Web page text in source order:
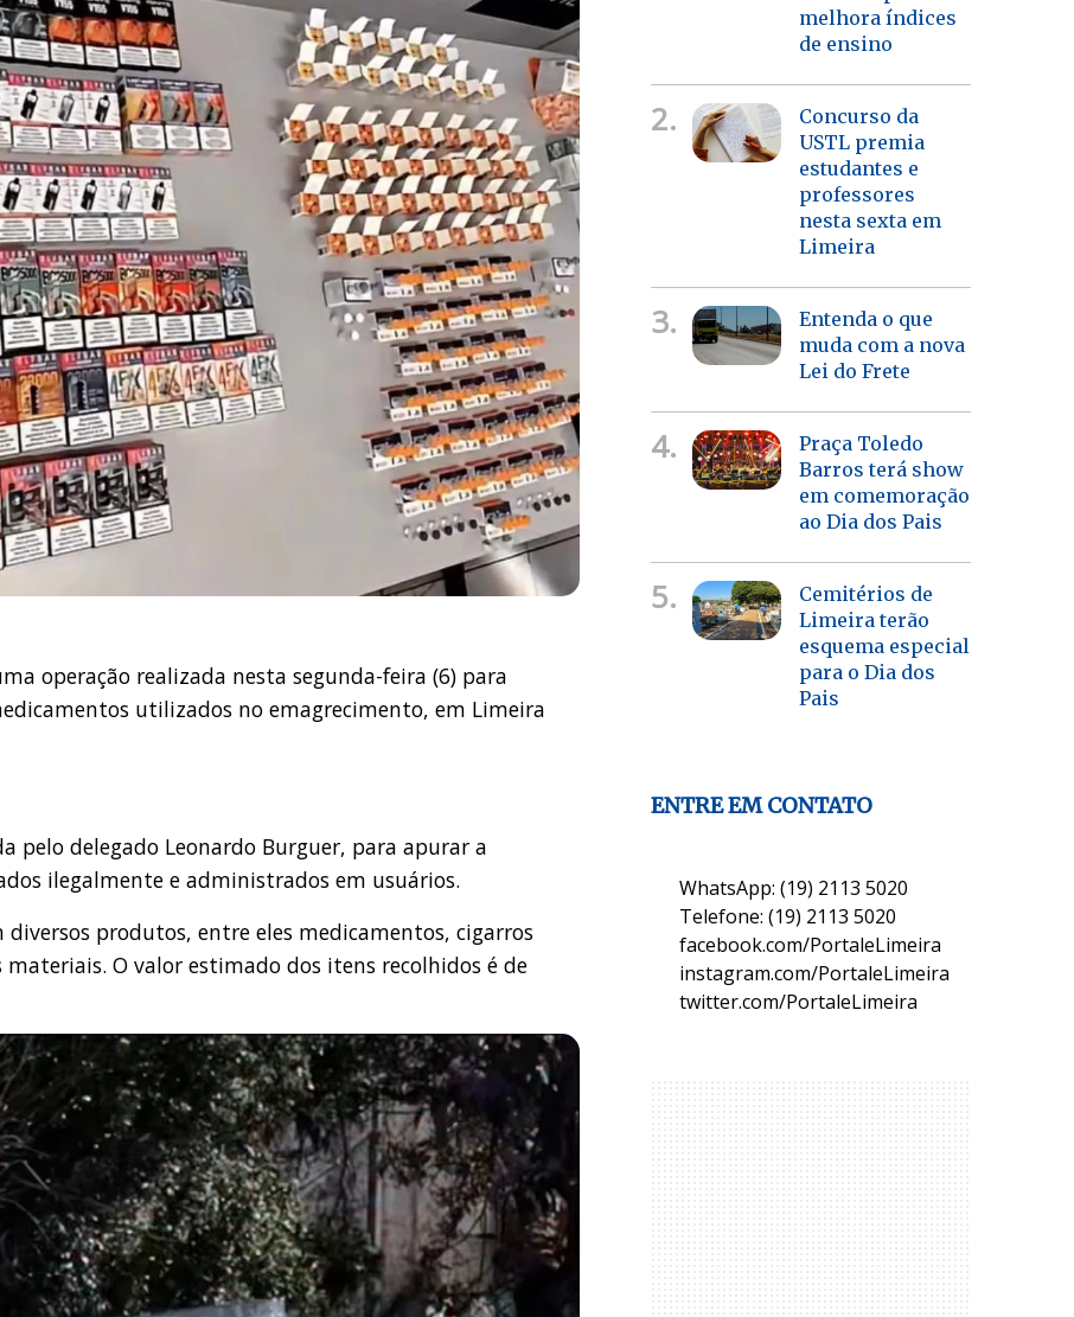
operação realizada nesta segunda-feira (6) para
utilizados no emagrecimento, em Limeira
pelo delegado Leonardo Burguer, para apurar a
ilegalmente e administrados em usuários.
produtos, entre eles medicamentos, cigarros
O valor estimado dos itens recolhidos é de
melhora índices
de ensino
2.
Concurso da
USTL premia
estudantes e
professores
nesta sexta em
Limeira
3.
Entenda o que
muda com a nova
Lei do Frete
4.
Praça Toledo
Barros terá show
em comemoração
ao Dia dos Pais
5.
Cemitérios de
Limeira terão
esquema especial
para o Dia dos
Pais
ENTRE EM CONTATO
WhatsApp: (19) 2113 5020
Telefone: (19) 2113 5020
facebook.com/PortaleLimeira
instagram.com/PortaleLimeira
twitter.com/PortaleLimeira